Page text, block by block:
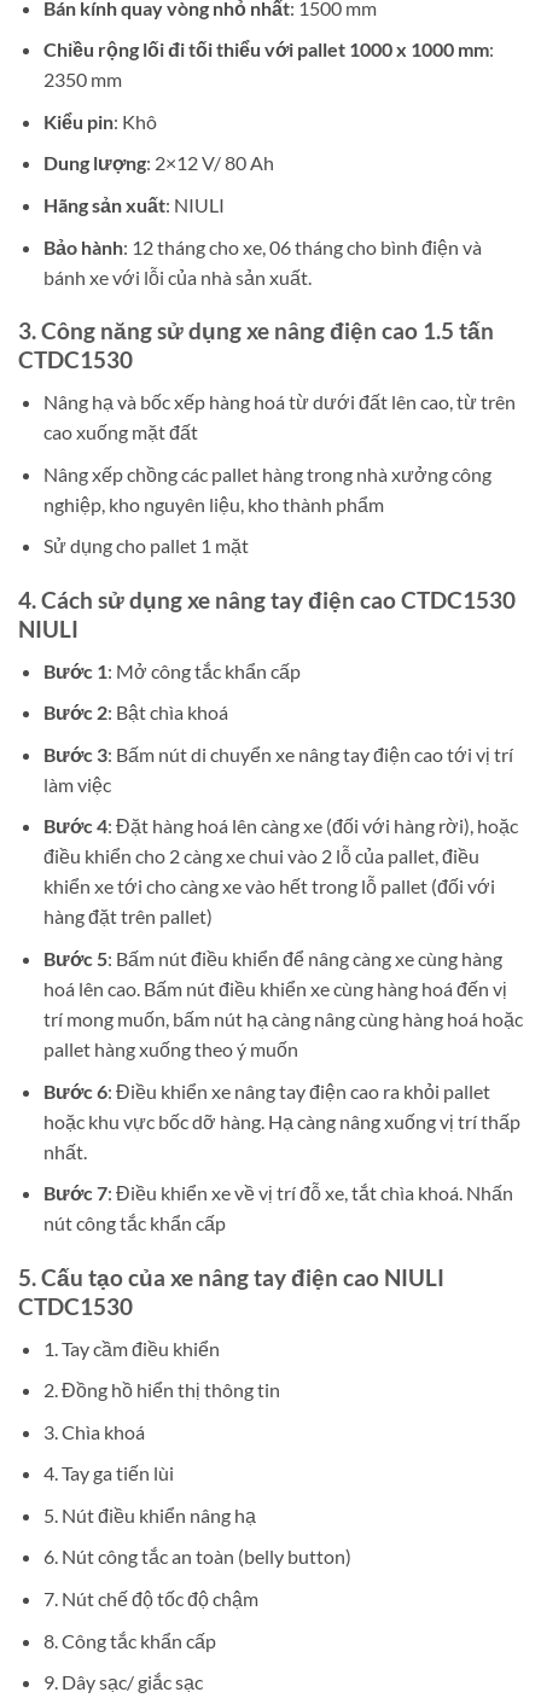
Bán kính quay vòng nhỏ nhất: 1500 mm
Chiều rộng lối đi tối thiểu với pallet 1000 x 1000 mm:
2350 mm
Kiểu pin: Khô
Dung lượng: 2×12 V/ 80 Ah
Hãng sản xuất: NIULI
Bảo hành: 12 tháng cho xe, 06 tháng cho bình điện và
bánh xe với lỗi của nhà sản xuất.
3. Công năng sử dụng xe nâng điện cao 1.5 tấn
CTDC1530
Nâng hạ và bốc xếp hàng hoá từ dưới đất lên cao, từ trên
cao xuống mặt đất
Nâng xếp chồng các pallet hàng trong nhà xưởng công
nghiệp, kho nguyên liệu, kho thành phẩm
Sử dụng cho pallet 1 mặt
4. Cách sử dụng xe nâng tay điện cao CTDC1530
NIULI
Bước 1: Mở công tắc khẩn cấp
Bước 2: Bật chìa khoá
Bước 3: Bấm nút di chuyển xe nâng tay điện cao tới vị trí
làm việc
Bước 4: Đặt hàng hoá lên càng xe (đối với hàng rời), hoặc
điều khiển cho 2 càng xe chui vào 2 lỗ của pallet, điều
khiển xe tới cho càng xe vào hết trong lỗ pallet (đối với
hàng đặt trên pallet)
Bước 5: Bấm nút điều khiển để nâng càng xe cùng hàng
hoá lên cao. Bấm nút điều khiển xe cùng hàng hoá đến vị
trí mong muốn, bấm nút hạ càng nâng cùng hàng hoá hoặc
pallet hàng xuống theo ý muốn
Bước 6: Điều khiển xe nâng tay điện cao ra khỏi pallet
hoặc khu vực bốc dỡ hàng. Hạ càng nâng xuống vị trí thấp
nhất.
Bước 7: Điều khiển xe về vị trí đỗ xe, tắt chìa khoá. Nhấn
nút công tắc khẩn cấp
5. Cấu tạo của xe nâng tay điện cao NIULI
CTDC1530
1. Tay cầm điều khiển
2. Đồng hồ hiển thị thông tin
3. Chìa khoá
4. Tay ga tiến lùi
5. Nút điều khiển nâng hạ
6. Nút công tắc an toàn (belly button)
7. Nút chế độ tốc độ chậm
8. Công tắc khẩn cấp
9. Dây sạc/ giắc sạc